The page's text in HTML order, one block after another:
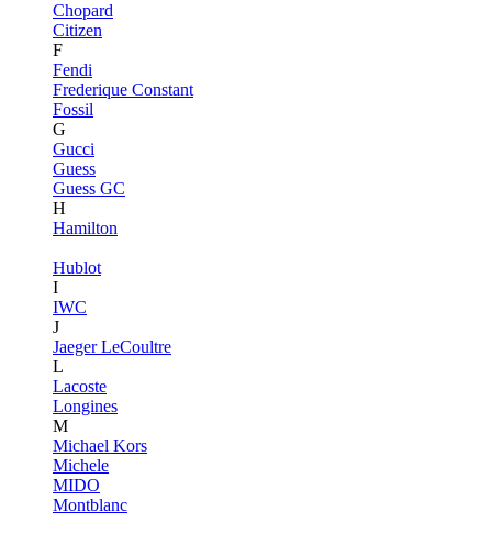
Chopard
Citizen
F
Fendi
Frederique Constant
Fossil
G
Gucci
Guess
Guess GC
H
Hamilton
Hublot
I
IWC
J
Jaeger LeCoultre
L
Lacoste
Longines
M
Michael Kors
Michele
MIDO
Montblanc